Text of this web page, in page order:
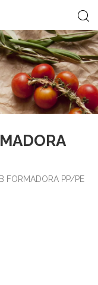
FORMADORA PP/PE